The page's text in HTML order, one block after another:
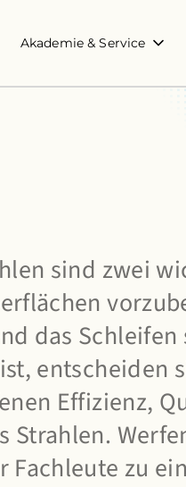
Akademie & Service
sind zwei
das
entscheiden
Effizienz,
Strahlen.
Fachleute zu